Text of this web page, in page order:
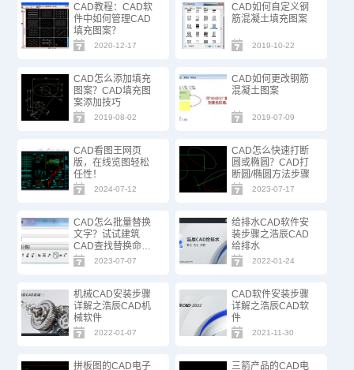
CAD教程：CAD软
件中如何管理CAD
填充图案？
2020-12-17
CAD如何自定义钢
筋混凝土填充图案
2019-10-22
CAD怎么添加填充
图案？CAD填充图
案添加技巧
2019-08-02
CAD如何更改钢筋
混凝土图案
2019-07-09
CAD看图王网页
版，在线览图轻松
任性！
2024-07-12
CAD怎么快速打断
圆或椭圆？CAD打
断圆/椭圆方法步骤
2023-07-17
CAD怎么批量替换
文字？试试建筑
CAD查找替换命
令！
2023-07-07
给排水CAD软件安
装步骤之浩辰CAD
给排水
2022-01-24
机械CAD安装步骤
详解之浩辰CAD机
械软件
2022-01-07
CAD软件安装步骤
详解之浩辰CAD软
件
2021-11-30
拼板图的CAD电子 三箭产品的CAD电